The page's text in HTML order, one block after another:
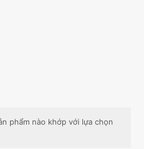
phẩm nào khớp với lựa chọn